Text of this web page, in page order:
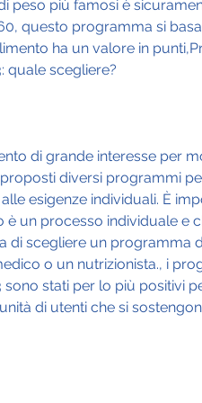
peso più famosi è
questo programma si
ha un valore in
quale scegliere?
di grande interesse per
diversi programmi
esigenze individuali. È
un processo individuale e
di scegliere un programma
o un nutrizionista., i
sono stati per lo più positivi
di utenti che si